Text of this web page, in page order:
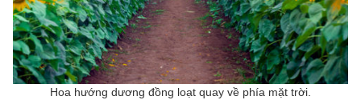
Hoa hướng dương đồng loạt quay về phía mặt trời.